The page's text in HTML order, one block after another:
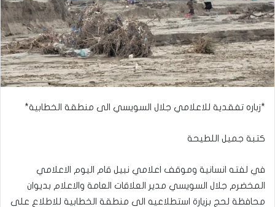
*زباره تفقدية للاعلامي جلال السويسي الى منطقة الخطابية*
كتبة جميل اللطيحة
في لفته انسانية وموقف اعلامي نبيل قام اليوم الاعلامي
المخضرم جلال السويسي مدير العلاقات العامة والاعلام بديوان
محافظة لحج بزيارة استطلاعيه الى منطقة الخطابية للاطلاع على